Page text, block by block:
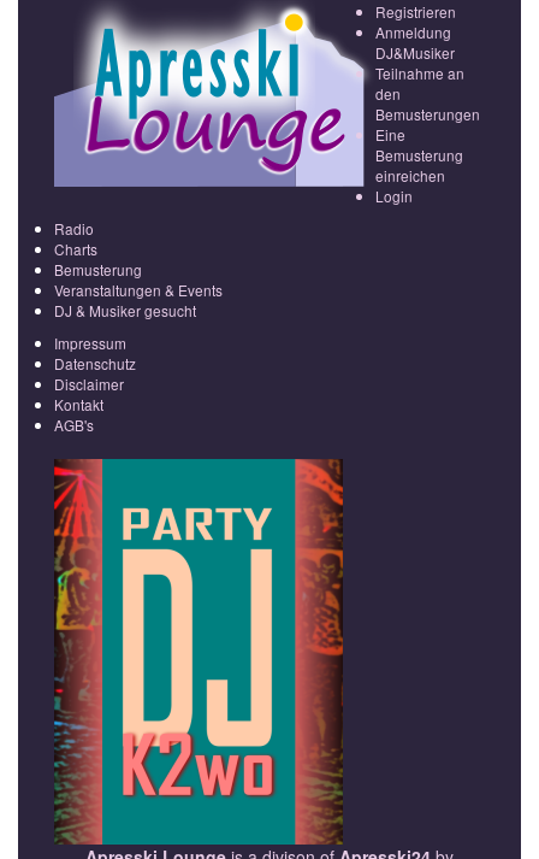
Registrieren
Anmeldung
DJ&Musiker
Teilnahme an
den
Bemusterungen
Eine
Bemusterung
einreichen
Login
Radio
Charts
Bemusterung
Veranstaltungen & Events
DJ & Musiker gesucht
Impressum
Datenschutz
Disclaimer
Kontakt
AGB's